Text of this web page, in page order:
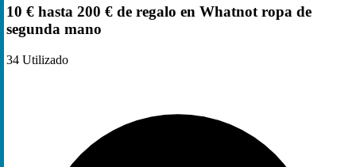
10 € hasta 200 € de regalo en Whatnot ropa de
segunda mano
34 Utilizado